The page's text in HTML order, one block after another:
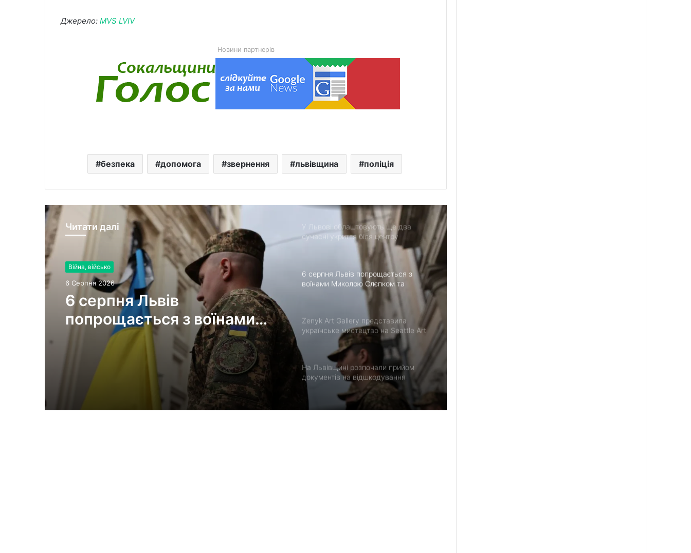
Джерело: MVS LVIV
Новини партнерів
безпека допомога звернення львівщина поліція
Читати далі
Війна, військо
6 Серпня 2026
6 серпня Львів
попрощається з воїнами
Миколою Слєпком та
Дмитром Березком
Fair та налагодила медичне
партнерство з Вашингтоном
На Львівщині розпочали прийом
документів на відшкодування
вартості племінних нетелей
виплати 5 000 грн на «Пакунок
У Львові облаштовують ще два
сучасні укриття біля центру
«Незламні матусі» та на вулиці
6 серпня Львів попрощається з
воїнами Миколою Слєпком та
Дмитром Березком
Zenyk Art Gallery представила
українське мистецтво на Seattle Art
Fair та налагодила медичне
партнерство з Вашингтоном
На Львівщині розпочали прийом
документів на відшкодування
вартості племінних нетелей